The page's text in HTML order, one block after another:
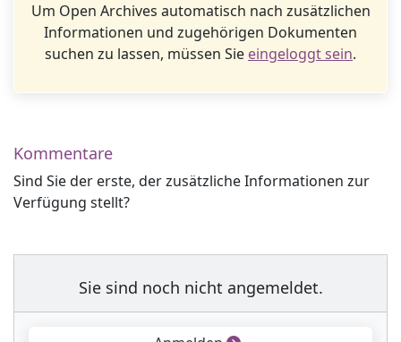
Um Open Archives automatisch nach zusätzlichen
Informationen und zugehörigen Dokumenten
suchen zu lassen, müssen Sie eingeloggt sein.
Kommentare
Sind Sie der erste, der zusätzliche Informationen zur
Verfügung stellt?
Sie sind noch nicht angemeldet.